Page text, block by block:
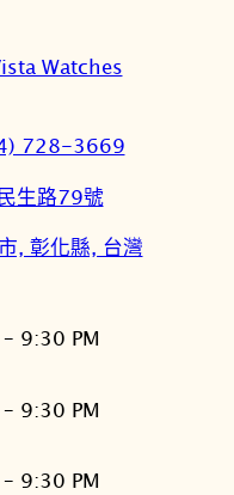
Watches
728-3669
民生路79號
, 彰化縣, 台灣
9:30 PM
9:30 PM
9:30 PM